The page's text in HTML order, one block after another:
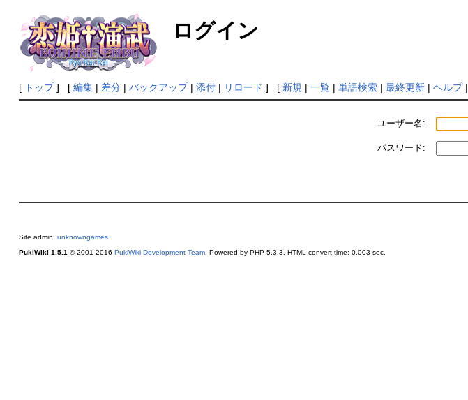
ログイン
[ トップ] [ 編集| 差分| バックアップ| 添付| リロード ] [ 新規 | 一覧| 単語検索| 最終更新| ヘルプ|
ユーザー名:
パスワード:
Site admin: unknowngames
PukiWiki 1.5.1 © 2001-2016 PukiWiki Development Team. Powered by PHP 5.3.3. HTML convert time: 0.003 sec.